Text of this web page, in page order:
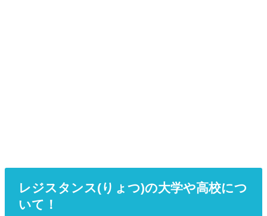
レジスタンス(りょつ)の大学や高校につ
いて！